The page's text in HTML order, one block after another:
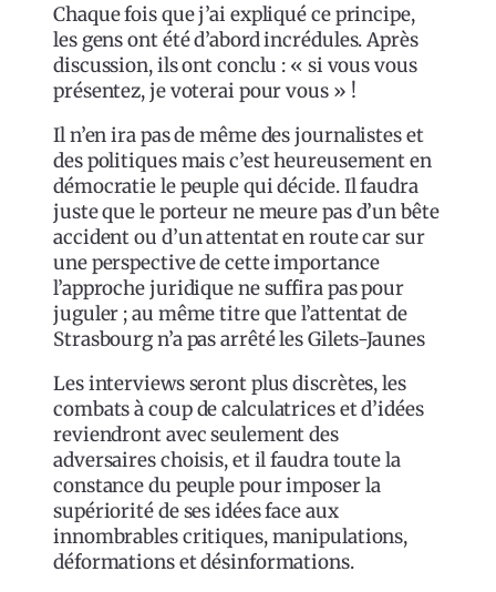
Chaque fois que j’ai expliqué ce principe,
les gens ont été d’abord incrédules. Après
discussion, ils ont conclu : « si vous vous
présentez, je voterai pour vous » !
Il n’en ira pas de même des journalistes et
des politiques mais c’est heureusement en
démocratie le peuple qui décide. Il faudra
juste que le porteur ne meure pas d’un bête
accident ou d’un attentat en route car sur
une perspective de cette importance
l’approche juridique ne suffira pas pour
juguler ; au même titre que l’attentat de
Strasbourg n’a pas arrêté les Gilets-Jaunes
Les interviews seront plus discrètes, les
combats à coup de calculatrices et d’idées
reviendront avec seulement des
adversaires choisis, et il faudra toute la
constance du peuple pour imposer la
supériorité de ses idées face aux
innombrables critiques, manipulations,
déformations et désinformations.